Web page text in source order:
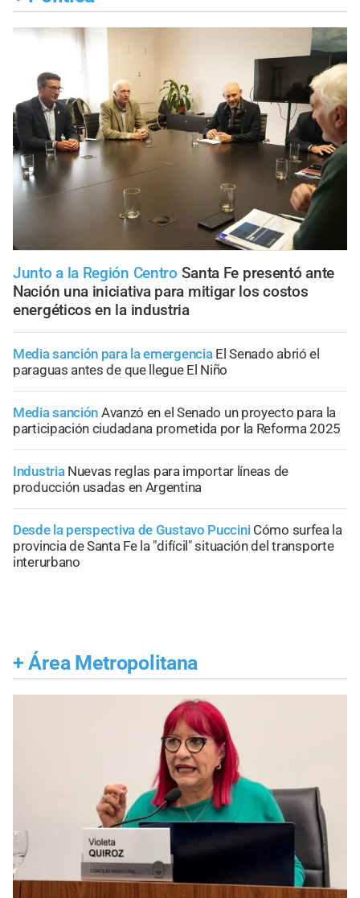
Junto a la Región Centro Santa Fe presentó ante
Nación una iniciativa para mitigar los costos
energéticos en la industria
Media sanción para la emergencia El Senado abrió el
paraguas antes de que llegue El Niño
Media sanción Avanzó en el Senado un proyecto para la
participación ciudadana prometida por la Reforma 2025
Industria Nuevas reglas para importar líneas de
producción usadas en Argentina
Desde la perspectiva de Gustavo Puccini Cómo surfea la
provincia de Santa Fe la "difícil" situación del transporte
interurbano
+ Área Metropolitana